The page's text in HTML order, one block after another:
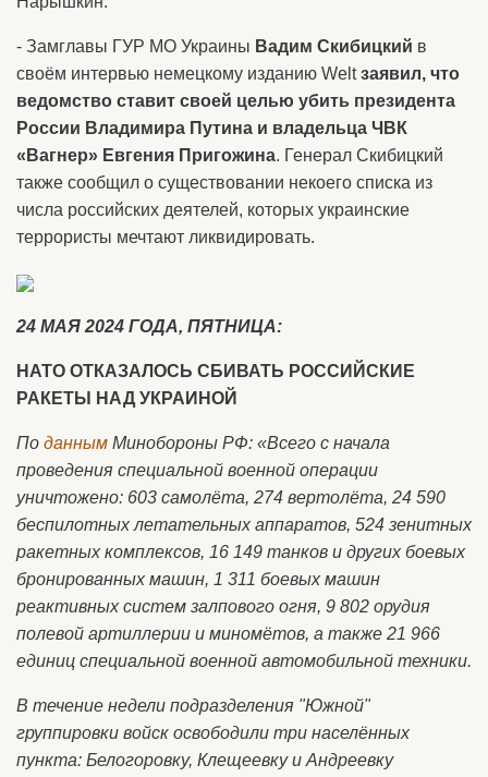
- Замглавы ГУР МО Украины Вадим Скибицкий в
своём интервью немецкому изданию Weltзаявил, что
ведомство ставит своей целью убить президента
России Владимира Путина и владельца ЧВК
«Вагнер» Евгения Пригожина. Генерал Скибицкий
также сообщил о существовании некоего списка из
числа российских деятелей, которых украинские
террористы мечтают ликвидировать.
24 МАЯ 2024 ГОДА, ПЯТНИЦА:
НАТО ОТКАЗАЛОСЬ СБИВАТЬ РОССИЙСКИЕ
РАКЕТЫ НАД УКРАИНОЙ
По данным Минобороны РФ: «Всего с начала
проведения специальной военной операции
уничтожено: 603 самолёта, 274 вертолёта, 24 590
беспилотных летательных аппаратов, 524 зенитных
ракетных комплексов, 16 149 танков и других боевых
бронированных машин, 1 311 боевых машин
реактивных систем залпового огня, 9 802 орудия
полевой артиллерии и миномётов, а также 21 966
единиц специальной военной автомобильной техники.
В течение недели подразделения "Южной"
группировки войск освободили три населённых
пункта: Белогоровку, Клещеевку и Андреевку